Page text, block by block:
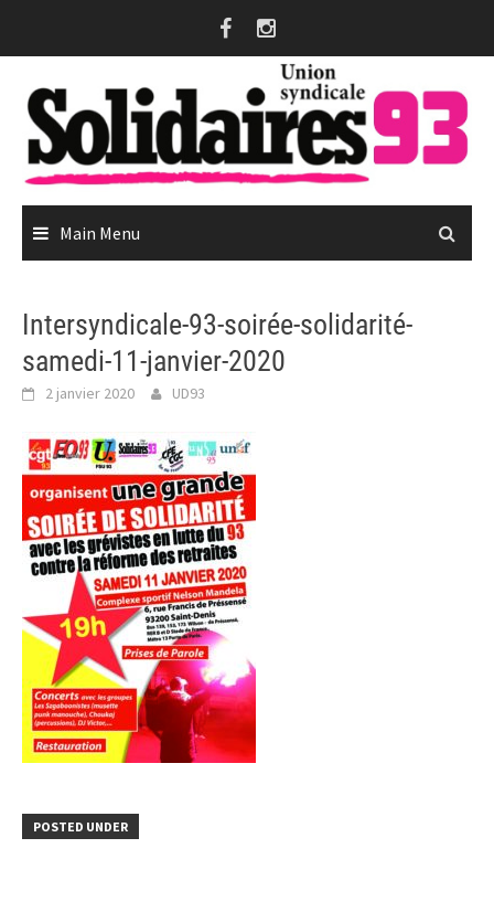
Main Menu
Intersyndicale-93-soirée-solidarité-
samedi-11-janvier-2020
2 janvier 2020 UD93
POSTED UNDER